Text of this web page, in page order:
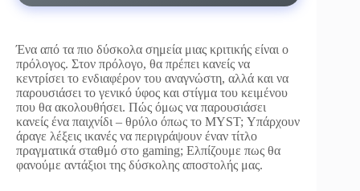
Ένα από τα πιο δύσκολα σημεία μιας κριτικής είναι ο
πρόλογος. Στον πρόλογο, θα πρέπει κανείς να
κεντρίσει το ενδιαφέρον του αναγνώστη, αλλά και να
παρουσιάσει το γενικό ύφος και στίγμα του κειμένου
που θα ακολουθήσει. Πώς όμως να παρουσιάσει
κανείς ένα παιχνίδι – θρύλο όπως το MYST; Υπάρχουν
άραγε λέξεις ικανές να περιγράψουν έναν τίτλο
πραγματικά σταθμό στο gaming; Ελπίζουμε πως θα
φανούμε αντάξιοι της δύσκολης αποστολής μας.